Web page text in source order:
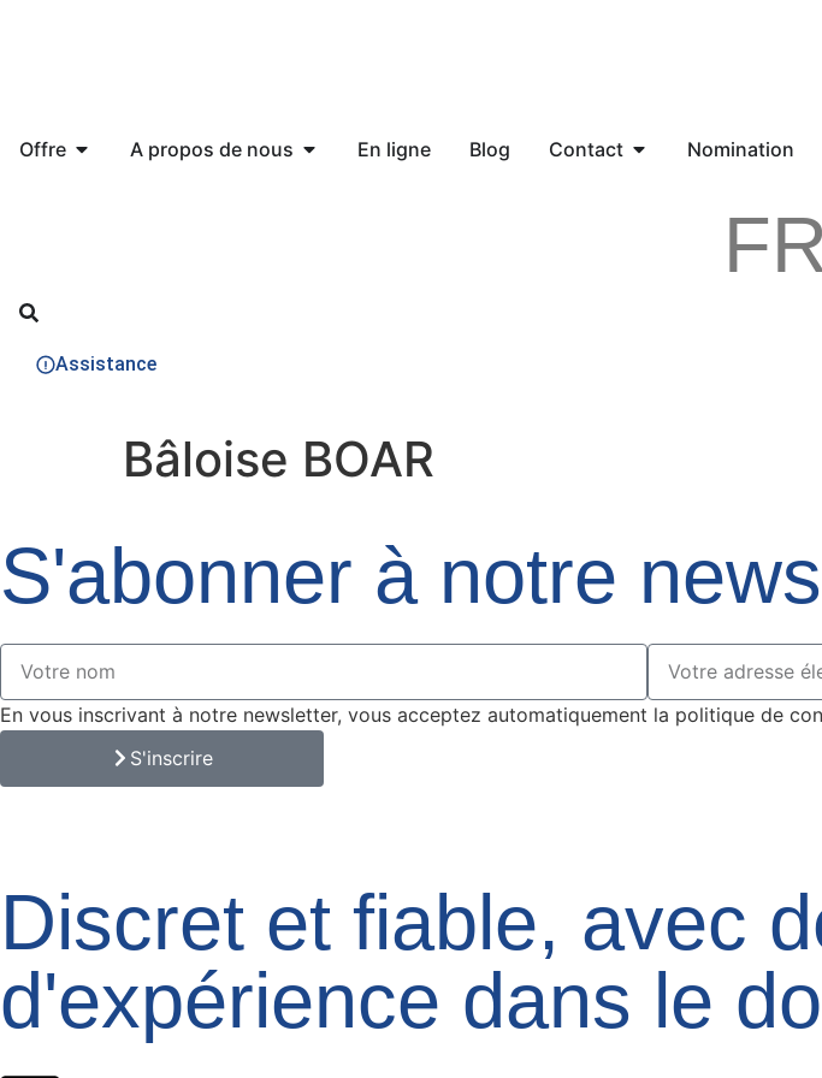
Offre A propos de nous En ligne Blog Contact Nomination
FR
Assistance
Bâloise BOAR
S'abonner à notre
En vous inscrivant à notre newsletter, vous acceptez automatiquement la politique de
S'inscrire
Discret et fiable, avec
d'expérience dans le